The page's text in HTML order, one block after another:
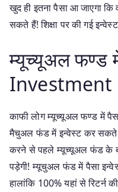
खुद ही इतना पैसा आ जाएगा
सकते हैं! शिक्षा पर की गई
म्यूच्यूअल फण्ड
काफी लोग म्यूच्यूअल फण्ड में
मैचुअल फंड में इन्वेस्ट कर
करने से पहले म्यूच्यूअल फंड के
पड़ेगी! म्यूचुअल फंड में पैसा
हालांकि 100% यहां से रिटर्न